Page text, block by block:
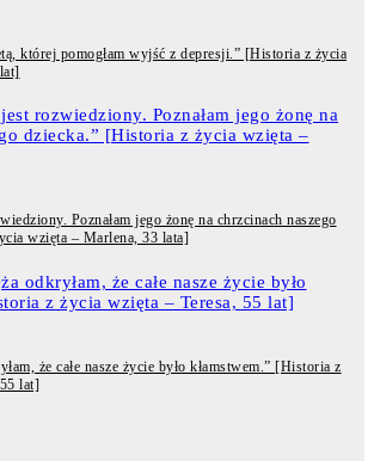
której pomogłam wyjść z depresji.” [Historia z życia
Poznałam jego żonę na chrzcinach naszego
wzięta – Marlena, 33 lata]
że całe nasze życie było kłamstwem.” [Historia z
lat]